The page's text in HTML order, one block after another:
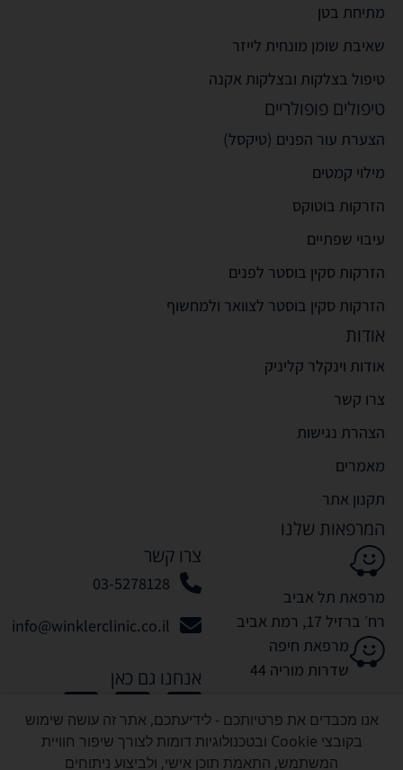
מתיחת בטן
שאיבת שומן מונחית לייזר
טיפול בצלקות ובצלקות אקנה
טיפולים פופולריים
הצערת עור הפנים (טיקסל)
מילוי קמטים
הזרקות בוטוקס
עיבוי שפתיים
הזרקות סקין בוסטר לפנים
הזרקות סקין בוסטר לצוואר ולמחשוף
אודות
אודות וינקלר קליניק
צרו קשר
הצהרת נגישות
מאמרים
תקנון אתר
המרפאות שלנו
מרפאת תל אביב
רח׳ ברזיל 17, רמת אביב
מרפאת חיפה
שדרות מוריה 44
צרו קשר
03-5278128
info@winklerclinic.co.il
אנחנו גם כאן
אנו מכבדים את פרטיותכם - לידיעתכם, אתר זה עושה שימוש
בקובצי Cookie ובטכנולוגיות דומות לצורך שיפור חוויית
המשתמש, התאמת תוכן אישי, ולביצוע ניתוחים